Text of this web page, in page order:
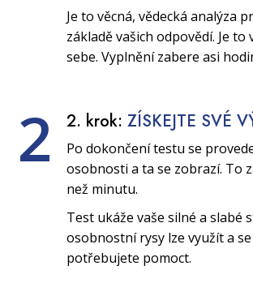
Je to věcná, vědecká analýza
základě vašich odpovědí. Je to
sebe. Vyplnění zabere asi
2 2. krok: ZÍSKEJTE SVÉ
Po dokončení testu se
osobnosti a ta se zobrazí. To
než minutu.
Test ukáže vaše silné a slabé
osobnostní rysy lze využít a
potřebujete pomoct.